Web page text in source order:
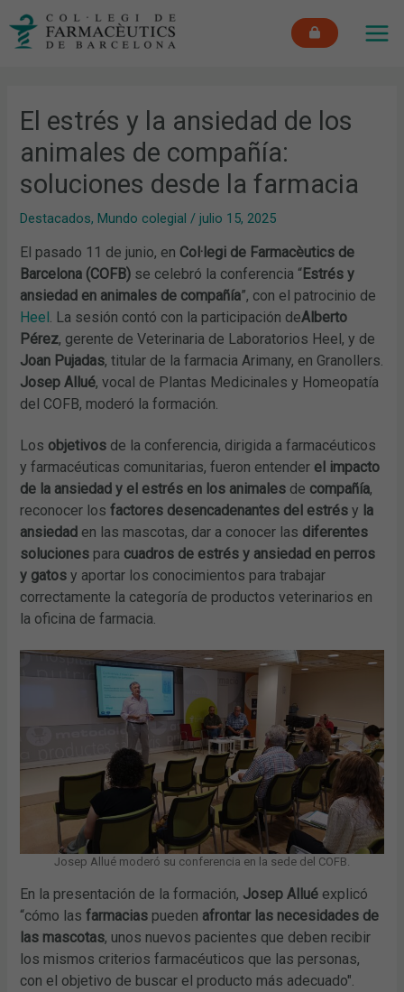
El estrés y la ansiedad de los
animales de compañía:
soluciones desde la farmacia
Destacados, Mundo colegial /julio 15, 2025
El pasado 11 de junio, en Col·legi de Farmacèutics de
Barcelona (COFB) se celebró la conferencia “ Estrés y
ansiedad en animales de compañía”, con el patrocinio de
Heel. La sesión contó con la participación deAlberto
Pérez, gerente de Veterinaria de Laboratorios Heel, y de
Joan Pujadas, titular de la farmacia Arimany, en Granollers.
Josep Allué, vocal de Plantas Medicinales y Homeopatía
del COFB, moderó la formación.
Los objetivos de la conferencia, dirigida a farmacéuticos
y farmacéuticas comunitarias, fueron entender el impacto
de la ansiedad y el estrés en los animales de compañía,
reconocer los factores desencadenantes del estrésy la
ansiedad en las mascotas, dar a conocer las diferentes
soluciones para cuadros de estrés y ansiedad en perros
y gatos y aportar los conocimientos para trabajar
correctamente la categoría de productos veterinarios en
la oficina de farmacia.
Josep Allué moderó su conferencia en la sede del COFB.
En la presentación de la formación, Josep Allué explicó
“cómo lasfarmacias pueden afrontar las necesidades de
las mascotas, unos nuevos pacientes que deben recibir
los mismos criterios farmacéuticos que las personas,
con el objetivo de buscar el producto más adecuado".